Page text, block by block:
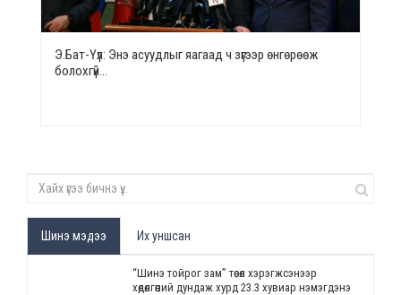
Э.Бат-Үүл: Энэ асуудлыг яагаад ч зүгээр өнгөрөөж
болохгүй…
Шинэ мэдээ Их уншсан
“Шинэ тойрог зам” төсөл хэрэгжсэнээр
хөдөлгөөний дундаж хурд 23.3 хувиар нэмэгдэнэ